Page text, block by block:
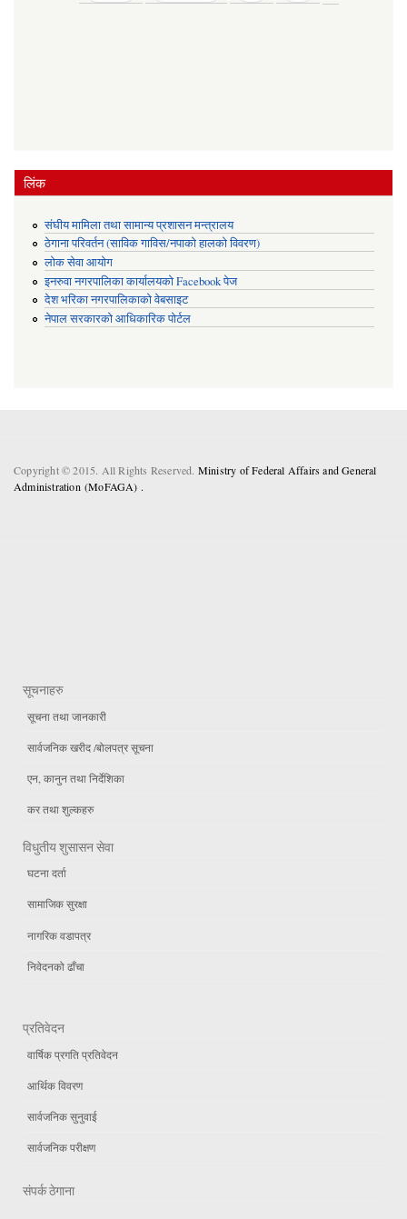
लिंक
संघीय मामिला तथा सामान्य प्रशासन मन्त्रालय
ठेगाना परिवर्तन (साविक गाविस/नपाको हालको विवरण)
लोक सेवा आयोग
इनरुवा नगरपालिका कार्यालयको Facebook पेज
देश भरिका नगरपालिकाको वेबसाइट
नेपाल सरकारको आधिकारिक पोर्टल
Copyright © 2015. All Rights Reserved. Ministry of Federal Affairs and General
Administration (MoFAGA) .
सूचनाहरु
सूचना तथा जानकारी
सार्वजनिक खरीद /बोलपत्र सूचना
एन, कानुन तथा निर्देशिका
कर तथा शुल्कहरु
विधुतीय शुसासन सेवा
घटना दर्ता
सामाजिक सुरक्षा
नागरिक वडापत्र
निवेदनको ढाँचा
प्रतिवेदन
वार्षिक प्रगति प्रतिवेदन
आर्थिक विवरण
सार्वजनिक सुनुवाई
सार्वजनिक परीक्षण
संपर्क ठेगाना